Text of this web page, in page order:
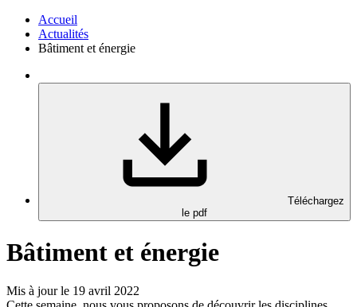
Accueil
Actualités
Bâtiment et énergie
Téléchargez
le pdf
Bâtiment et énergie
Mis à jour le 19 avril 2022